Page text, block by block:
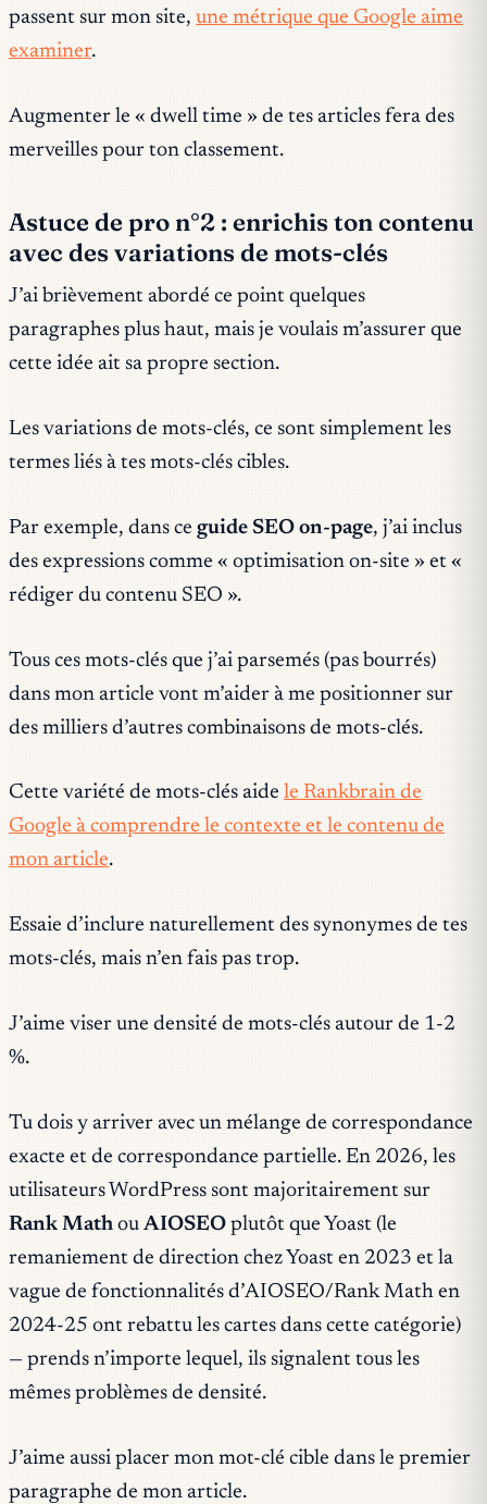
passent sur mon site, une métrique que Google aime
examiner.
Augmenter le « dwell time » de tes articles fera des
merveilles pour ton classement.
Astuce de pro n°2 : enrichis ton contenu
avec des variations de mots-clés
J’ai brièvement abordé ce point quelques
paragraphes plus haut, mais je voulais m’assurer que
cette idée ait sa propre section.
Les variations de mots-clés, ce sont simplement les
termes liés à tes mots-clés cibles.
Par exemple, dans ce guide SEO on-page, j’ai inclus
des expressions comme « optimisation on-site » et «
rédiger du contenu SEO ».
Tous ces mots-clés que j’ai parsemés (pas bourrés)
dans mon article vont m’aider à me positionner sur
des milliers d’autres combinaisons de mots-clés.
Cette variété de mots-clés aide le Rankbrain de
Google à comprendre le contexte et le contenu de
mon article.
Essaie d’inclure naturellement des synonymes de tes
mots-clés, mais n’en fais pas trop.
J’aime viser une densité de mots-clés autour de 1-2
%.
Tu dois y arriver avec un mélange de correspondance
exacte et de correspondance partielle. En 2026, les
utilisateurs WordPress sont majoritairement sur
Rank Math ou AIOSEO plutôt que Yoast (le
remaniement de direction chez Yoast en 2023 et la
vague de fonctionnalités d’AIOSEO/Rank Math en
2024-25 ont rebattu les cartes dans cette catégorie)
— prends n’importe lequel, ils signalent tous les
mêmes problèmes de densité.
J’aime aussi placer mon mot-clé cible dans le premier
paragraphe de mon article.